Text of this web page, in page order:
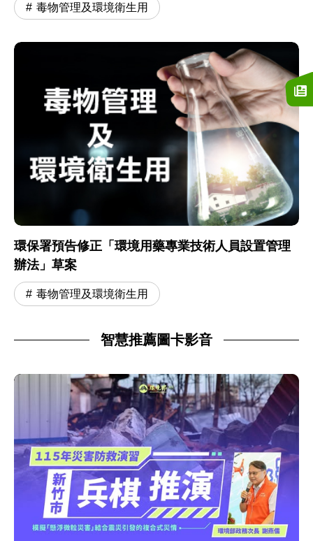
毒物管理及環境衛生用
環保署預告修正「環境用藥專業技術人員設置管理
辦法」草案
毒物管理及環境衛生用
智慧推薦圖卡影音